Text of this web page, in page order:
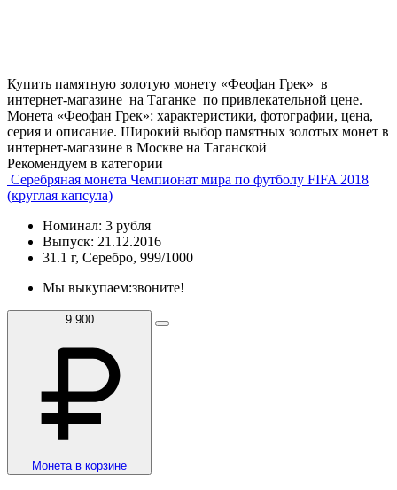
Купить памятную золотую монету «Феофан Грек» в
интернет-магазине на Таганке по привлекательной цене.
Монета «Феофан Грек»: характеристики, фотографии, цена,
серия и описание. Широкий выбор памятных золотых монет в
интернет-магазине в Москве на Таганской
Рекомендуем в категории
Серебряная монета Чемпионат мира по футболу FIFA 2018
(круглая капсула)
Номинал: 3 рубля
Выпуск: 21.12.2016
31.1 г, Серебро, 999/1000
Мы выкупаем:звоните!
9 900
Монета в корзине